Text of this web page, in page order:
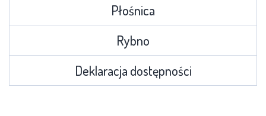
Płośnica
Rybno
Deklaracja dostępności